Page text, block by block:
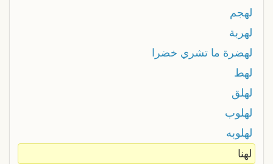
لهجم
لهربة
لهضرة ما تشري خضرا
لهط
لهلق
لهلوب
لهلوبه
لهنا